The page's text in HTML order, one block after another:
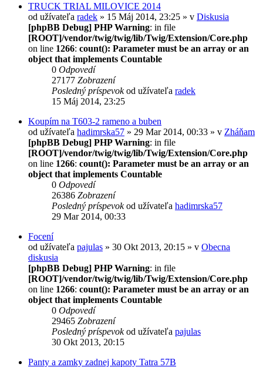
TRUCK TRIAL MILOVICE 2014
od užívateľa radek » 15 Máj 2014, 23:25 » v Diskusia
[phpBB Debug] PHP Warning: in file
[ROOT]/vendor/twig/twig/lib/Twig/Extension/Core.php
on line 1266: count(): Parameter must be an array or an
object that implements Countable
0 Odpovedí
27177 Zobrazení
Posledný príspevokod užívateľa radek
15 Máj 2014, 23:25
Koupím na T603-2 rameno a buben
od užívateľa hadimrska57 » 29 Mar 2014, 00:33 » v Zháňam
[phpBB Debug] PHP Warning: in file
[ROOT]/vendor/twig/twig/lib/Twig/Extension/Core.php
on line 1266: count(): Parameter must be an array or an
object that implements Countable
0 Odpovedí
26386 Zobrazení
Posledný príspevokod užívateľa hadimrska57
29 Mar 2014, 00:33
Focení
od užívateľa pajulas » 30 Okt 2013, 20:15 » v Obecna
diskusia
[phpBB Debug] PHP Warning: in file
[ROOT]/vendor/twig/twig/lib/Twig/Extension/Core.php
on line 1266: count(): Parameter must be an array or an
object that implements Countable
0 Odpovedí
29465 Zobrazení
Posledný príspevokod užívateľa pajulas
30 Okt 2013, 20:15
Panty a zamky zadnej kapoty Tatra 57B